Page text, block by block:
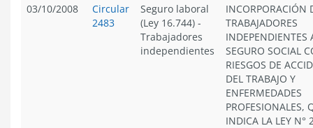
03/10/2008
Circular
2483
Seguro laboral
(Ley 16.744) -
Trabajadores
independientes
INCORPORACIÓN
TRABAJADORES
INDEPENDIENTES
SEGURO SOCIAL
RIESGOS DE
DEL TRABAJO Y
ENFERMEDADES
PROFESIONALES,
INDICA LA LEY N°